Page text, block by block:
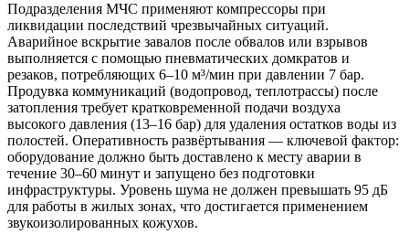
Подразделения МЧС применяют компрессоры при
ликвидации последствий чрезвычайных ситуаций.
Аварийное вскрытие завалов после обвалов или взрывов
выполняется с помощью пневматических домкратов и
резаков, потребляющих 6–10 м³/мин при давлении 7 бар.
Продувка коммуникаций (водопровод, теплотрассы) после
затопления требует кратковременной подачи воздуха
высокого давления (13–16 бар) для удаления остатков воды из
полостей. Оперативность развёртывания — ключевой фактор:
оборудование должно быть доставлено к месту аварии в
течение 30–60 минут и запущено без подготовки
инфраструктуры. Уровень шума не должен превышать 95 дБ
для работы в жилых зонах, что достигается применением
звукоизолированных кожухов.